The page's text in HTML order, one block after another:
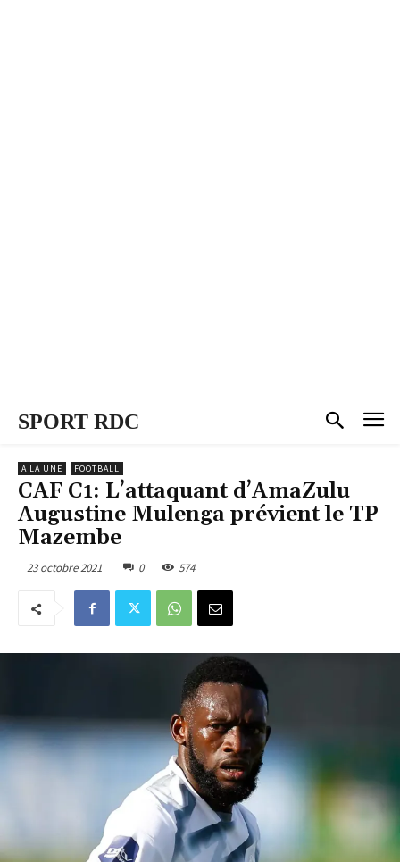
SPORT RDC
A LA UNE FOOTBALL
CAF C1: L’attaquant d’AmaZulu
Augustine Mulenga prévient le TP
Mazembe
23 octobre 2021 0 574